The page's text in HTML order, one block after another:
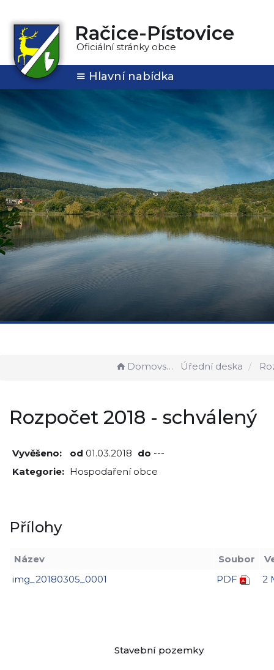
Račice-Pístovice
Oficiální stránky obce
Hlavní nabídka
Domovská stránka Úřední deska
Rozpočet 2018 - schválený
Vyvěšeno: od 01.03.2018 do ---
Kategorie: Hospodaření obce
Přílohy
Název Soubor
img_20180305_0001
PDF 2
Stavební pozemky